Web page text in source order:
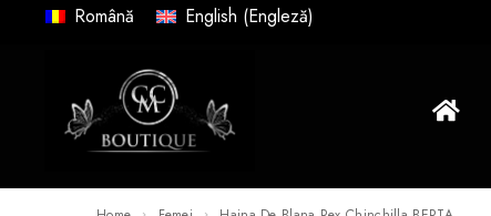
Română English (Engleză)